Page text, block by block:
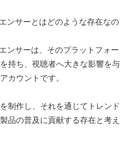
ンサーとはどのような存在なの
ンサーは、そのプラットフォー
持ち、視聴者へ大きな影響を与
カウントです。
制作し、それを通じてトレンド
品の普及に貢献する存在と考え